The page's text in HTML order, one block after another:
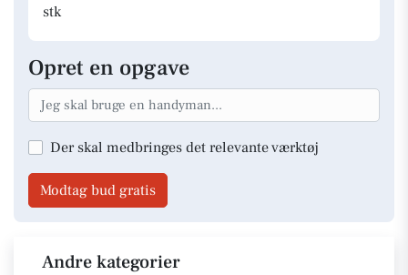
stk
Opret en opgave
Der skal medbringes det relevante værktøj
Modtag bud gratis
Andre kategorier